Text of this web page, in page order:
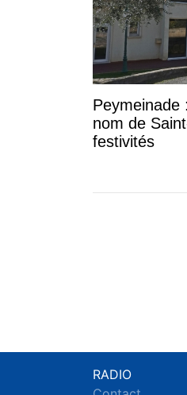
Peymeinade
nom de
festivités
RADIO